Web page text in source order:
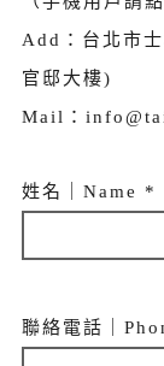
Add：台北市
官邸大樓)
Mail：
姓名｜Name *
聯絡電話｜